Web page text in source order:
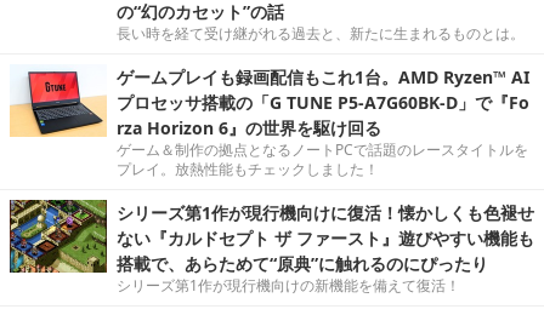
の“幻のカセット”の話
長い時を経て受け継がれる過去と、新たに生まれるものとは。
ゲームプレイも録画配信もこれ1台。AMD Ryzen™ AI
プロセッサ搭載の「G TUNE P5-A7G60BK-D」で『Fo
rza Horizon 6』の世界を駆け回る
ゲーム＆制作の拠点となるノートPCで話題のレースタイトルを
プレイ。放熱性能もチェックしました！
シリーズ第1作が現行機向けに復活！懐かしくも色褪せ
ない『カルドセプト ザ ファースト』遊びやすい機能も
搭載で、あらためて“原典”に触れるのにぴったり
シリーズ第1作が現行機向けの新機能を備えて復活！